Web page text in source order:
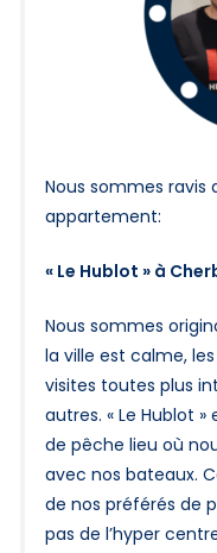
Nous sommes ravis
appartement:
« Le Hublot » à
Nous sommes
la ville est calme,
visites toutes plus
autres. « Le Hublot
de pêche lieu où
avec nos bateaux.
de nos préférés de
pas de l’hyper